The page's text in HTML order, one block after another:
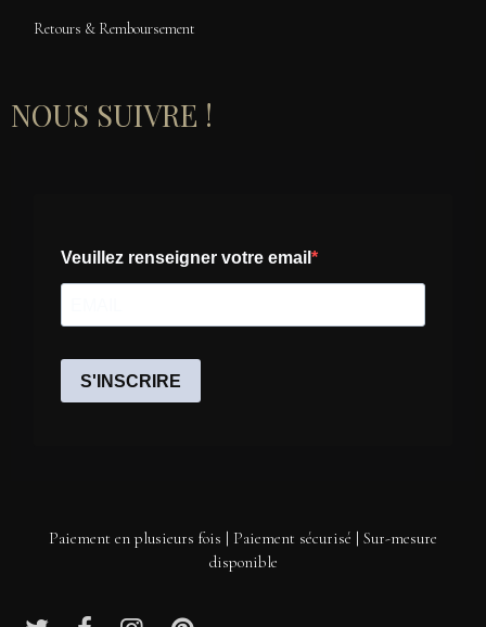
Retours & Remboursement
NOUS SUIVRE !
Paiement en plusieurs fois | Paiement sécurisé | Sur-mesure
disponible